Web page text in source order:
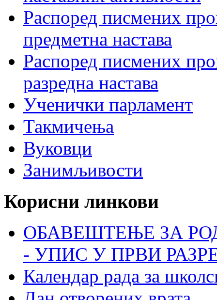
Распоред писмених
предметна настава
Распоред писмених
разредна настава
Ученички парламент
Такмичења
Вуковци
Занимљивости
Корисни линкови
ОБАВЕШТЕЊЕ ЗА
- УПИС У ПРВИ
Календар рада за